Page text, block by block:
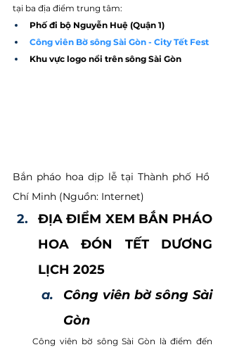
tại ba địa điểm trung tâm:
Phố đi bộ Nguyễn Huệ (Quận 1)
Công viên Bờ sông Sài Gòn - City Tết Fest
Khu vực logo nổi trên sông Sài Gòn
Bắn pháo hoa dịp lễ tại Thành phố Hồ
Chí Minh (Nguồn: Internet)
ĐỊA ĐIỂM XEM BẮN PHÁO
HOA ĐÓN TẾT DƯƠNG
LỊCH 2025
Công viên bờ sông Sài
Gòn
     Công viên bờ sông Sài Gòn là điểm đến